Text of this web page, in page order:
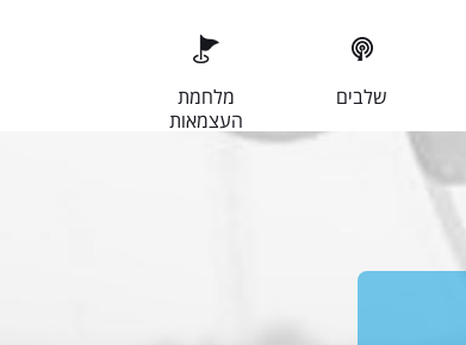
מלחמת
העצמאות
שלבים